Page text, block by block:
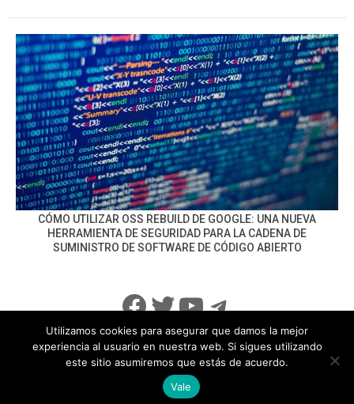
CÓMO UTILIZAR OSS REBUILD DE GOOGLE: UNA NUEVA
HERRAMIENTA DE SEGURIDAD PARA LA CADENA DE
SUMINISTRO DE SOFTWARE DE CÓDIGO ABIERTO
Facebook
Twitter
YouTube
Telegram
info@noticiasseguridad.com Política de Privacidad
Utilizamos cookies para asegurar que damos la mejor
experiencia al usuario en nuestra web. Si sigues utilizando
este sitio asumiremos que estás de acuerdo.
Vale